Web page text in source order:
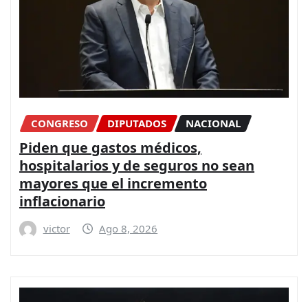
CONGRESO DIPUTADOS NACIONAL
Piden que gastos médicos,
hospitalarios y de seguros no sean
mayores que el incremento
inflacionario
victor Ago 8, 2026